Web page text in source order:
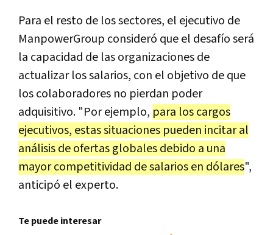
Para el resto de los sectores, el ejecutivo de
ManpowerGroup consideró que el desafío será
la capacidad de las organizaciones de
actualizar los salarios, con el objetivo de que
los colaboradores no pierdan poder
adquisitivo. "Por ejemplo, para los cargos
ejecutivos, estas situaciones pueden incitar al
análisis de ofertas globales debido a una
mayor competitividad de salarios en dólares",
anticipó el experto.
Te puede interesar